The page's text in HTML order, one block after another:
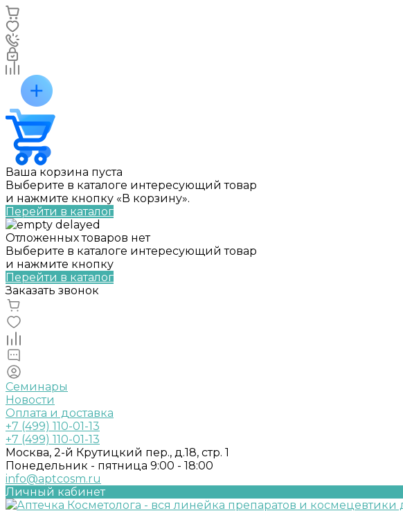
Ваша корзина пуста
Выберите в каталоге интересующий товар
и нажмите кнопку «В корзину».
Перейти в каталог
Отложенных товаров нет
Выберите в каталоге интересующий товар
и нажмите кнопку
Перейти в каталог
Заказать звонок
Семинары
Новости
Оплата и доставка
+7 (499) 110-01-13
+7 (499) 110-01-13
Москва, 2-й Крутицкий пер., д.18, стр. 1
Понедельник - пятница 9:00 - 18:00
info@aptcosm.ru
Личный кабинет